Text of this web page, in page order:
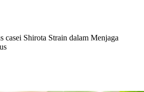
casei Shirota Strain dalam Menjaga